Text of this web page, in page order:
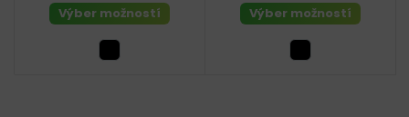
Výber možností Výber možností